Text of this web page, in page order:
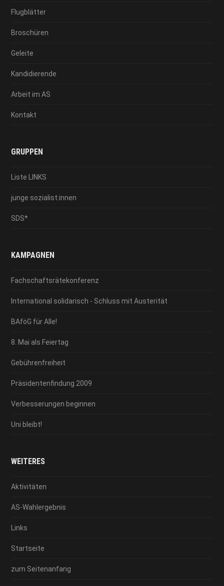
Flugblätter
Broschüren
Geleite
Kandidierende
Arbeit im AS
Kontakt
GRUPPEN
Liste LINKS
junge sozialist:innen
SDS*
KAMPAGNEN
Fachschaftsrätekonferenz
International solidarisch - Schluss mit Austerität
BAföG für Alle!
8. Mai als Feiertag
Gebührenfreiheit
Präsidentenfindung 2009
Verbesserungen beginnen
Uni bleibt!
WEITERES
Aktivitäten
AS-Wahlergebnis
Links
Startseite
zum Seitenanfang